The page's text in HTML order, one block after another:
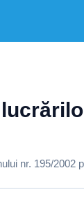
nr. 195/2002